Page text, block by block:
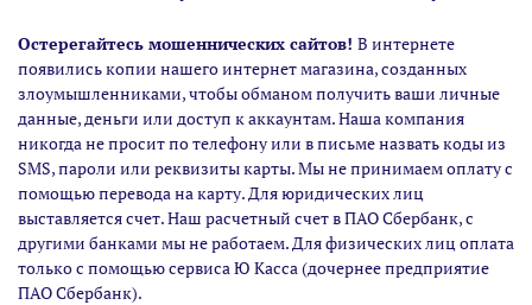
Остерегайтесь мошеннических сайтов! В интернете
появились копии нашего интернет магазина,созданных
злоумышленниками, чтобы обманом получить ваши личные
данные, деньги или доступ к аккаунтам. Наша компания
никогда не просит по телефону или в письме назвать коды из
SMS, пароли или реквизиты карты. Мы не принимаем оплату с
помощью перевода на карту. Для юридических лиц
выставляется счет. Наш расчетный счет в ПАО Сбербанк, с
другими банками мы не работаем. Для физических лиц оплата
только с помощью сервиса Ю Касса (дочернее предприятие
ПАО Сбербанк).